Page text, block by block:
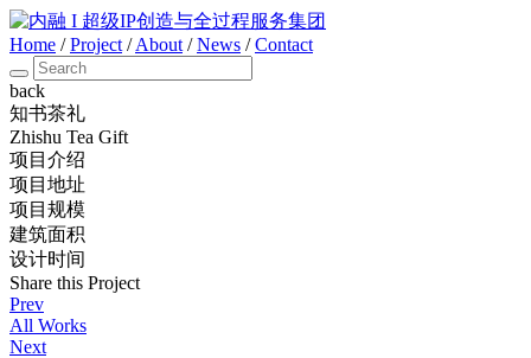
Home /Project /About /News /Contact
back
知书茶礼
Zhishu Tea Gift
项目介绍
项目地址
项目规模
建筑面积
设计时间
Share this Project
Prev
All Works
Next